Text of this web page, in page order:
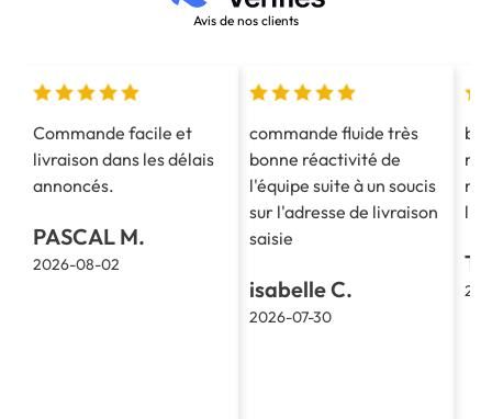
Avis de nos clients
Commande facile et
livraison dans les délais
annoncés.
PASCAL M.
2026-08-02
commande fluide très
bonne réactivité de
l'équipe suite à un soucis
sur l'adresse de livraison
saisie
isabelle C.
2026-07-30